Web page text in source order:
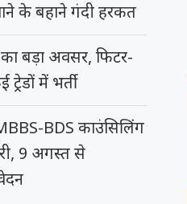
के बहाने गंदी हरकत
का बड़ा अवसर, फिटर-
में भर्ती
BDS काउंसिलिंग
9 अगस्त से